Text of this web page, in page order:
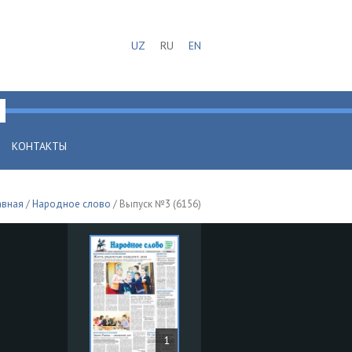
UZ RU EN
КОНТАКТЫ
/Народное слово / Выпуск №3 (6156)
1